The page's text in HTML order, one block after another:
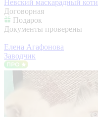
Невский маскарадный
Договорная
Подарок
Документы проверены
Елена Агафонова
Заводчик